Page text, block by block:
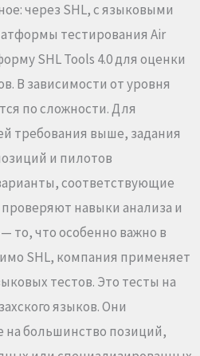
через SHL, с языковыми
тестирования Air
SHL Tools 4.0 для оценки
В зависимости от уровня
по сложности. Для
требования выше, задания
и пилотов
соответствующие
навыки анализа и
то, что особенно важно в
SHL, компания применяет
тестов. Это тесты на
языков. Они
на большинство позиций,